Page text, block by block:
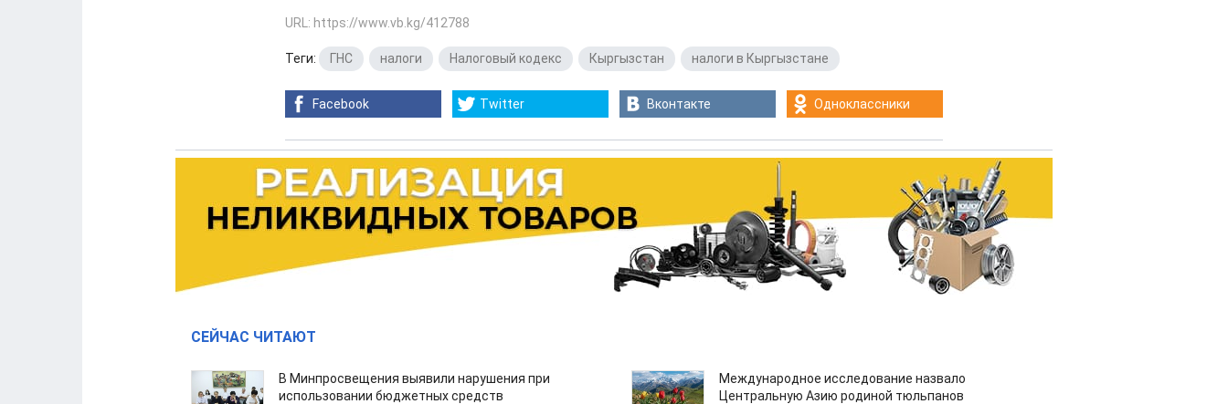
URL: https://www.vb.kg/412788
Теги: ГНС налоги Налоговый кодекс Кыргызстан налоги в Кыргызстане
Facebook Twitter Вконтакте Одноклассники
СЕЙЧАС ЧИТАЮТ
В Минпросвещения выявили нарушения при
использовании бюджетных средств
Международное исследование назвало
Центральную Азию родиной тюльпанов